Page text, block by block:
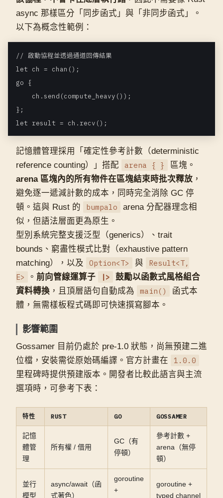
async 那樣區分「同步函式」與「非同步函式」。
以下為概念性範例：
// 啟動協程並透過通道回傳結果
let ch = chan ();
go {
    ch.send(compute_heavy());
};
記憶體管理採用「確定性參考計數（deterministic
reference counting）」搭配
arena { }
區塊。
arena 區塊內的所有物件在區塊結束時批次釋放 ，
避免逐一遞減計數的成本，同時完全消除 GC 停
頓。這與 Rust 的
bumpalo
arena 分配器理念相
似，但語法層面更為原生。
型別系統完整支援泛型（generics）、trait
bounds、窮盡性模式比對（exhaustive pattern
matching），以及
Option<T> 與
Result<T,
E>
。 前向管線運算子 |>
鼓勵以函數式風格組合
資料轉換 ，且頂層語句自動成為 main()
函式本
體，無需樣板程式碼即可快速撰寫腳本。
影響範圍
Gossamer 目前仍處於 pre-1.0 狀態，尚無預建二進
位檔，安裝需從原始碼編譯。官方計畫在
1.0.0
里程碑時提供預建版本。開發者比較此語言與主流
選項時，可參考下表：
特性 RUST GO GOSSAMER
記憶
體管
理
所有權 / 借用
GC（有
停頓）
參考計數 +
arena（無停
頓）
並行
模型
async/await（函
式著色）
goroutine
+
goroutine +
typed channel